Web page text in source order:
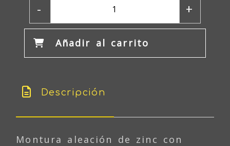
- +
Añadir al carrito
Descripción
Montura aleación de zinc con